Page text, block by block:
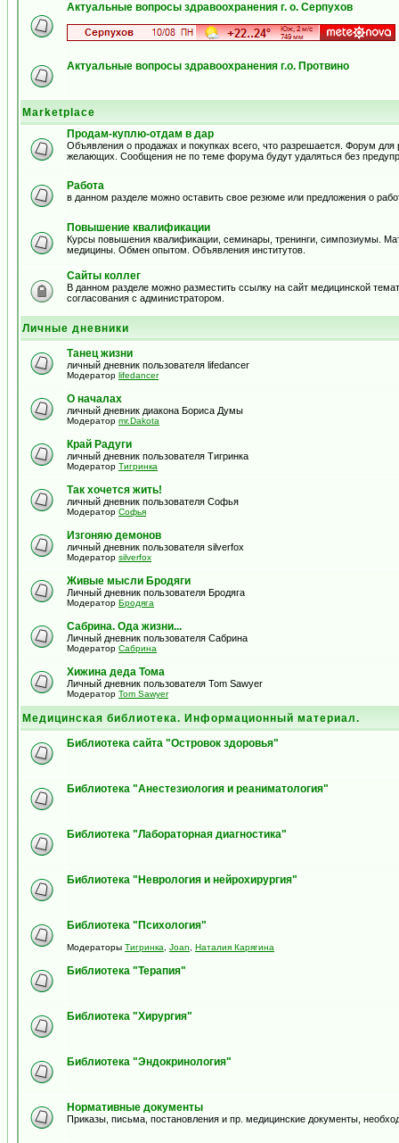
Актуальные вопросы здравоохранения г. о. Серпухов
Актуальные вопросы здравоохранения г.о. Протвино
Marketplace
Продам-куплю-отдам в дар
Объявления о продажах и покупках всего, что разрешается. Форум
желающих. Сообщения не по теме форума будут удаляться без
Работа
в данном разделе можно оставить свое резюме или предложения о
Повышение квалификации
Курсы повышения квалификации, семинары, тренинги, симпозиумы.
медицины. Обмен опытом. Объявления институтов.
Сайты коллег
В данном разделе можно разместить ссылку на сайт медицинской
согласования с администратором.
Личные дневники
Танец жизни
личный дневник пользователя lifedancer
Модератор lifedancer
О началах
личный дневник диакона Бориса Думы
Модератор mr.Dakota
Край Радуги
личный дневник пользователя Тигринка
Модератор Тигринка
Так хочется жить!
личный дневник пользователя Софья
Модератор Софья
Изгоняю демонов
личный дневник пользователя silverfox
Модератор silverfox
Живые мысли Бродяги
Личный дневник пользователя Бродяга
Модератор Бродяга
Сабрина. Ода жизни...
Личный дневник пользователя Сабрина
Модератор Сабрина
Хижина деда Тома
Личный дневник пользователя Tom Sawyer
Модератор Tom Sawyer
Медицинская библиотека. Информационный материал.
Библиотека сайта "Островок здоровья"
Библиотека "Анестезиология и реаниматология"
Библиотека "Лабораторная диагностика"
Библиотека "Неврология и нейрохирургия"
Библиотека "Психология"
Модераторы Тигринка Joan Наталия Карягина
Библиотека "Терапия"
Библиотека "Хирургия"
Библиотека "Эндокринология"
Нормативные документы
Приказы, письма, постановления и пр. медицинские документы,